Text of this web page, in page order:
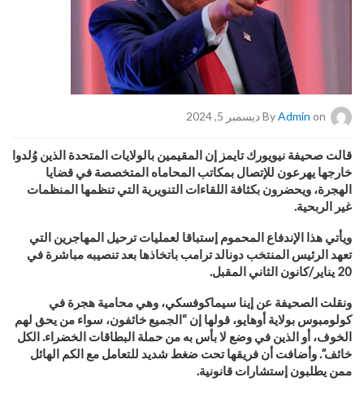
ByAdmin on ديسمبر 5, 2024
قالت صحيفة نيويورك تايمز إن المقيمين بالولايات المتحدة الذين وُلدوا
خارجها يهرعون للإتصال بمكاتب المحاماه المتخصصة في قضايا
الهجرة، ويحضرون بكثافة اللقاءات التنويرية التي تنظمها المنظمات
غير الربحية.
ويأتي هذا الإندفاع المحموم إستباقا لعمليات ترحيل المهاجرين التي
تعهد الرئيس المنتخب دونالد ترامب باتخاذها بعد تنصيبه مباشرة في
20 يناير/كانون الثاني المقبل
.
ونقلت الصحيفة عن إينا سيماكوفسكي، وهي محامية هجرة في
كولومبوس بولاية أوهايو، قولها إن “الجميع خائفون، سواء من يحق لهم
الخوف، أو الذين في وضع لا بأس به من حملة البطاقات الخضراء. الكل
خائف”. وأضافت أن فريقها تحت ضغط شديد للتعامل مع الكم الهائل
ممن يطلبون إستشارات قانونية.